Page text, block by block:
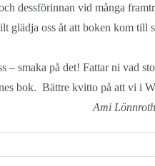
dessförinnan vid många
glädja oss åt att boken kom
– smaka på det! Fattar ni vad
bok. Bättre kvitto på att vi i
Ami